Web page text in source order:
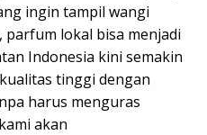
ingin tampil wangi
lokal bisa menjadi
Indonesia kini semakin
tinggi dengan
harus menguras
akan